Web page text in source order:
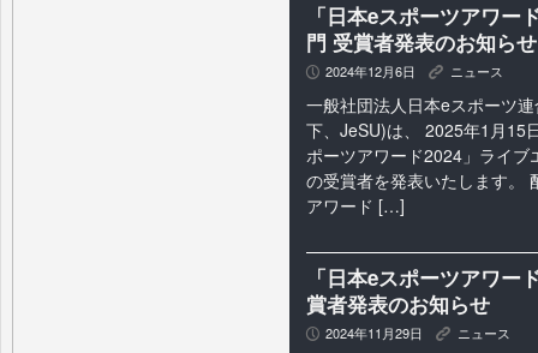
「日本eスポーツアワー
門 受賞者発表のお知らせ
P 2024年12月6日 K ニュース
一般社団法人日本eスポーツ
下、JeSU)は、 2025年1月15
ポーツアワード2024」ライブ
の受賞者を発表いたします。
アワード […]
「日本eスポーツアワー
賞者発表のお知らせ
P 2024年11月29日 K ニュース